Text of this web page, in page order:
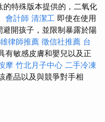
特殊版本提供的，二氧化
會計師 清潔工 即使在使用
開孩子，並限制暴露於陽
律師推薦 徵信社推薦 台
有敏感皮膚和嬰兒以及正
摩 竹北月子中心 二手冷凍
產品以及與競爭對手相